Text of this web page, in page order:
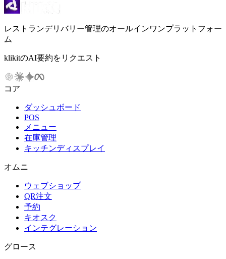
レストランデリバリー管理のオールインワンプラットフォー
ム
klikitのAI要約をリクエスト
コア
ダッシュボード
POS
メニュー
在庫管理
キッチンディスプレイ
オムニ
ウェブショップ
QR注文
予約
キオスク
インテグレーション
グロース